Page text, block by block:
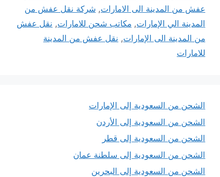
عفش من المدينة الى الامارات, شركة نقل عفش من
المدينة الي الإمارات, مكاتب شحن للامارات, نقل عفش
من المدينة الى الإمارات, نقل عفش من المدينة
للامارات
الشحن من السعودية إلى الإمارات
الشحن من السعودية إلى الأردن
الشحن من السعودية إلى قطر
الشحن من السعودية إلى سلطنة عمان
الشحن من السعودية إلى البحرين